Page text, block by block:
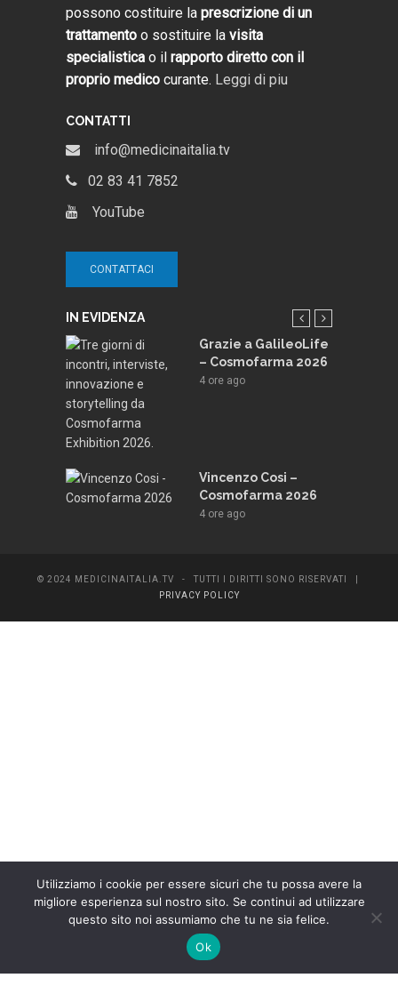
possono costituire la prescrizione di un
trattamento o sostituire la visita
specialistica o il rapporto diretto con il
proprio medico curante. Leggi di piu
CONTATTI
info@medicinaitalia.tv
02 83 41 7852
YouTube
CONTATTACI
IN EVIDENZA
Grazie a GalileoLife
– Cosmofarma 2026
4 ore ago
Vincenzo Cosi –
Cosmofarma 2026
4 ore ago
© 2024 MEDICINAITALIA.TV - TUTTI I DIRITTI SONO RISERVATI |
PRIVACY POLICY
Utilizziamo i cookie per essere sicuri che tu possa avere la
migliore esperienza sul nostro sito. Se continui ad utilizzare
questo sito noi assumiamo che tu ne sia felice.
Ok